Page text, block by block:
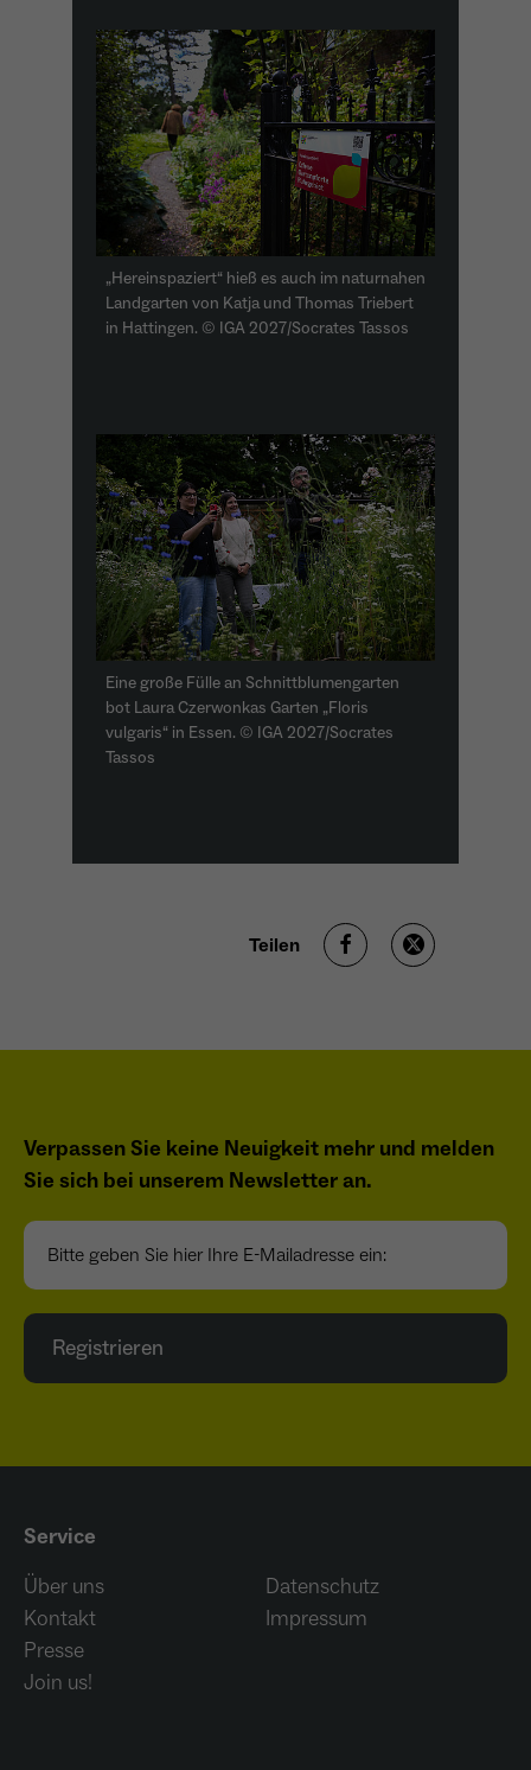
„Hereinspaziert“ hieß es auch im naturnahen
Landgarten von Katja und Thomas Triebert
in Hattingen. © IGA 2027/Socrates Tassos
Eine große Fülle an Schnittblumengarten
bot Laura Czerwonkas Garten „Floris
vulgaris“ in Essen. © IGA 2027/Socrates
Tassos
Teilen
Verpassen Sie keine Neuigkeit mehr und melden
Sie sich bei unserem Newsletter an.
Bitte geben Sie hier Ihre E-Mailadresse ein:
Registrieren
Service
Über uns
Kontakt
Presse
Join us!
Datenschutz
Impressum